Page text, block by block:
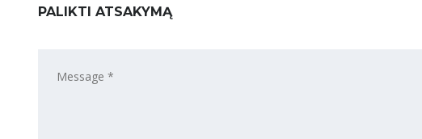
PALIKTI ATSAKYMĄ